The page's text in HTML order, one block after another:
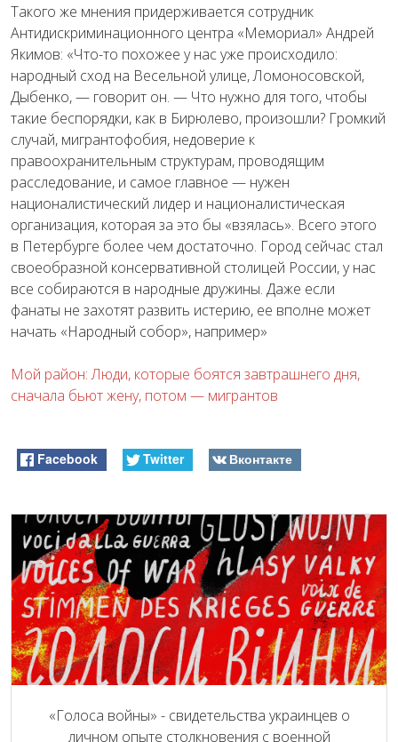
Такого же мнения придерживается сотрудник
Антидискриминационного центра «Мемориал» Андрей
Якимов: «Что-то похожее у нас уже происходило:
народный сход на Весельной улице, Ломоносовской,
Дыбенко, — говорит он. — Что нужно для того, чтобы
такие беспорядки, как в Бирюлево, произошли? Громкий
случай, мигрантофобия, недоверие к
правоохранительным структурам, проводящим
расследование, и самое главное — нужен
националистический лидер и националистическая
организация, которая за это бы «взялась». Всего этого
в Петербурге более чем достаточно. Город сейчас стал
своеобразной консервативной столицей России, у нас
все собираются в народные дружины. Даже если
фанаты не захотят развить истерию, ее вполне может
начать «Народный собор», например»
Мой район: Люди, которые боятся завтрашнего дня,
сначала бьют жену, потом — мигрантов
Facebook Twitter Вконтакте
«Голоса войны» - свидетельства украинцев о
личном опыте столкновения с военной